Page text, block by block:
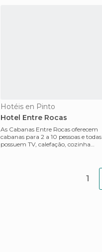
Hotéis en Pinto
Hotel Entre Rocas
As Cabanas Entre Rocas oferecem
cabanas para 2 a 10 pessoas e todas
possuem TV, calefação, cozinha
1